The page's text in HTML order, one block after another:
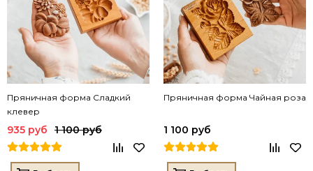
Пряничная форма Сладкий
клевер
935 руб 1 100 руб
Пряничная форма Чайная роза
1 100 руб